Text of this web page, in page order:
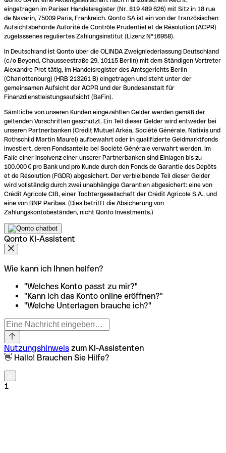
eingetragen im Pariser Handelsregister (Nr. 819 489 626) mit Sitz in 18 rue
de Navarin, 75009 Paris, Frankreich. Qonto SA ist ein von der französischen
Aufsichtsbehörde Autorité de Contrôle Prudentiel et de Résolution (ACPR)
zugelassenes reguliertes Zahlungsinstitut (Lizenz N°16958).
In Deutschland ist Qonto über die OLINDA Zweigniederlassung Deutschland
(c/o Beyond, Chausseestraße 29, 10115 Berlin) mit dem Ständigen Vertreter
Alexandre Prot tätig, im Handelsregister des Amtsgerichts Berlin
(Charlottenburg) (HRB 213261 B) eingetragen und steht unter der
gemeinsamen Aufsicht der ACPR und der Bundesanstalt für
Finanzdienstleistungsaufsicht (BaFin).
Sämtliche von unseren Kunden eingezahlten Gelder werden gemäß der
geltenden Vorschriften geschützt. Ein Teil dieser Gelder wird entweder bei
unseren Partnerbanken (Crédit Mutuel Arkéa, Société Générale, Natixis und
Rothschild Martin Maurel) aufbewahrt oder in qualifizierte Geldmarktfonds
investiert, deren Fondsanteile bei Société Générale verwahrt werden. Im
Falle einer Insolvenz einer unserer Partnerbanken sind Einlagen bis zu
100.000 € pro Bank und pro Kunde durch den Fonds de Garantie des Dépôts
et de Résolution (FGDR) abgesichert. Der verbleibende Teil dieser Gelder
wird vollständig durch zwei unabhängige Garantien abgesichert: eine von
Crédit Agricole CIB, einer Tochtergesellschaft der Crédit Agricole S.A., und
eine von BNP Paribas. (Dies betrifft die Absicherung von
Zahlungskontobeständen, nicht Qonto Investments.)
Qonto KI-Assistent
Wie kann ich Ihnen helfen?
"Welches Konto passt zu mir?"
"Kann ich das Konto online eröffnen?"
"Welche Unterlagen brauche ich?"
Nutzungshinweis zum KI-Assistenten
👋 Hallo! Brauchen Sie Hilfe?
1